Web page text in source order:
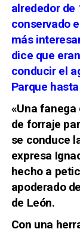
alrededor de
conservado
más
dice que
conducir el
Parque
«Una
de forraje
se conduce
expresa
hecho a
apoderado
de León.
Con una